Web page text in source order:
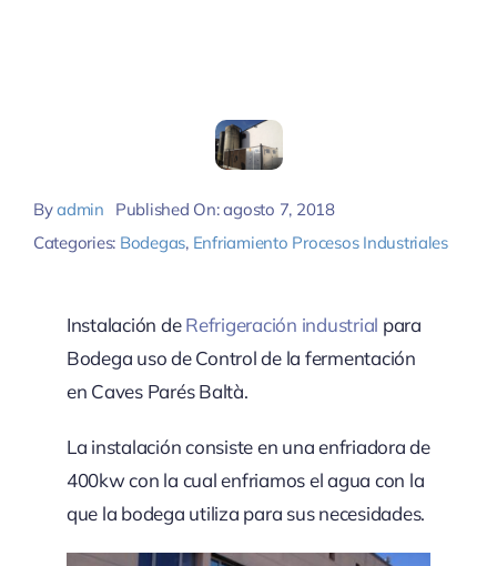
Byadmin
Published On: agosto 7, 2018
Categories: Bodegas, Enfriamiento Procesos Industriales
Instalación deRefrigeración industrial para
Bodega uso de Control de la fermentación
en Caves Parés Baltà.
La instalación consiste en una enfriadora de
400kw con la cual enfriamos el agua con la
que la bodega utiliza para sus necesidades.